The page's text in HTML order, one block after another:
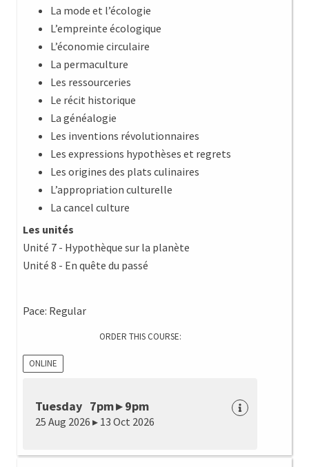
La mode et l’écologie
L’empreinte écologique
L’économie circulaire
La permaculture
Les ressourceries
Le récit historique
La généalogie
Les inventions révolutionnaires
Les expressions hypothèses et regrets
Les origines des plats culinaires
L’appropriation culturelle
La cancel culture
Les unités
Unité 7 - Hypothèque sur la planète
Unité 8 - En quête du passé
Pace: Regular
ORDER THIS COURSE:
ONLINE
Tuesday 7pm ▸ 9pm
25 Aug 2026 ▸ 13 Oct 2026